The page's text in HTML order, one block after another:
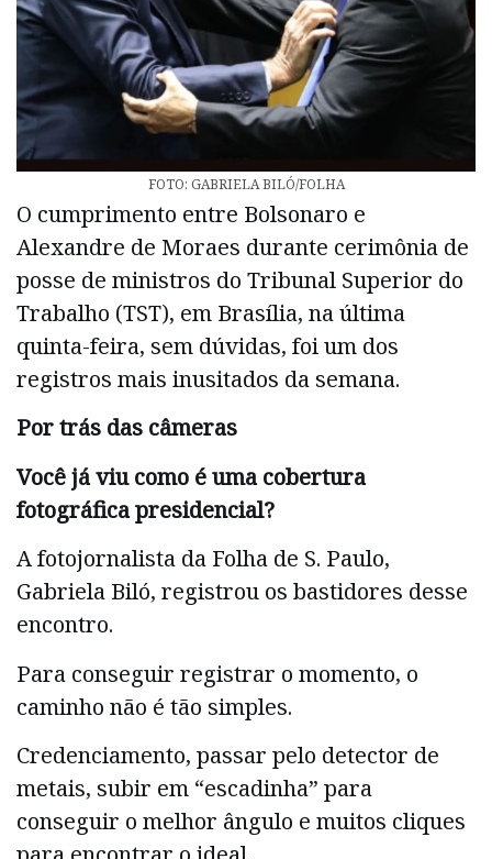
FOTO: GABRIELA BILÓ/FOLHA
O cumprimento entre Bolsonaro e
Alexandre de Moraes durante cerimônia de
posse de ministros do Tribunal Superior do
Trabalho (TST), em Brasília, na última
quinta-feira, sem dúvidas, foi um dos
registros mais inusitados da semana.
Por trás das câmeras
Você já viu como é uma cobertura
fotográfica presidencial?
A fotojornalista da Folha de S. Paulo,
Gabriela Biló, registrou os bastidores desse
encontro.
Para conseguir registrar o momento, o
caminho não é tão simples.
Credenciamento, passar pelo detector de
metais, subir em “escadinha” para
conseguir o melhor ângulo e muitos cliques